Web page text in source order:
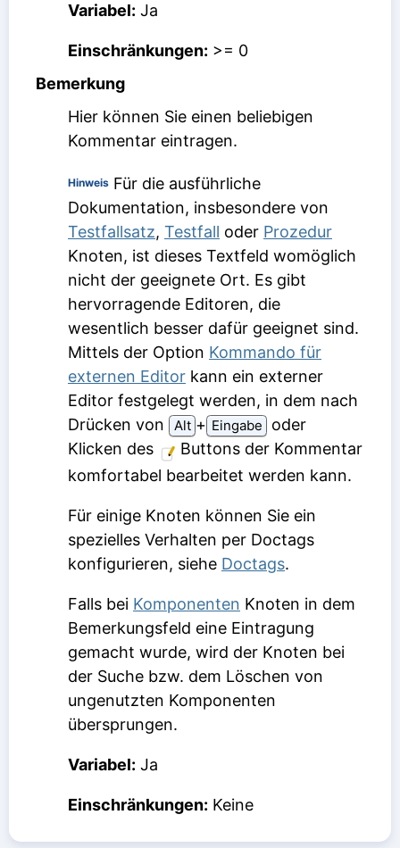
Variabel: Ja
Einschränkungen: >= 0
Bemerkung
Hier können Sie einen beliebigen
Kommentar eintragen.
Hinweis Für die ausführliche
Dokumentation, insbesondere von
Testfallsatz, Testfall oder Prozedur
Knoten, ist dieses Textfeld womöglich
nicht der geeignete Ort. Es gibt
hervorragende Editoren, die
wesentlich besser dafür geeignet sind.
Mittels der Option Kommando für
externen Editor kann ein externer
Editor festgelegt werden, in dem nach
Drücken von
Alt ⁠+⁠ Eingabe
oder
Klicken des
Buttons der Kommentar
komfortabel bearbeitet werden kann.
Für einige Knoten können Sie ein
spezielles Verhalten per Doctags
konfigurieren, siehe Doctags.
Falls bei Komponenten Knoten in dem
Bemerkungsfeld eine Eintragung
gemacht wurde, wird der Knoten bei
der Suche bzw. dem Löschen von
ungenutzten Komponenten
übersprungen.
Variabel: Ja
Einschränkungen: Keine